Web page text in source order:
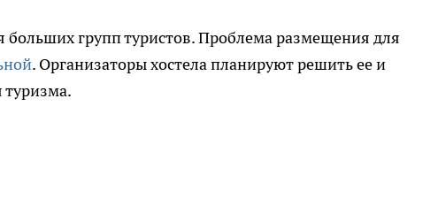
групп туристов. Проблема размещения для
. Организаторы хостела планируют решить ее и
туризма.